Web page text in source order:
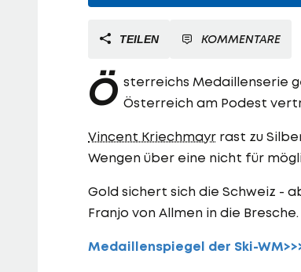
TEILEN KOMMENTARE
Ö sterreichs Medaillenserie
Österreich am Podest
Vincent Kriechmayr rast zu
Wengen über eine nicht für
Gold sichert sich die Schweiz -
Franjo von Allmen in die Bresche.
Medaillenspiegel der Ski-